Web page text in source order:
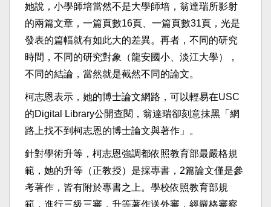
她說，小學師培當然不是大學師培，翁達瑞所影射
的兩篇文章，一篇頁數16頁、一篇頁數31頁，光是
發表的篇幅就有如此大的差異。再者，不同的研究
時間，不同的研究對象（龍安國小、淡江大學），
不同的結論，當然就是截然不同的論文。
柯志恩表示，她的博士論文網路，可以輕易在USC
的Digital Library公開查閱，翁達瑞卻刻意抹黑「網
路上找不到柯志恩的博士論文與著作」。
針對學術升等，柯志恩強調都依照教育部最嚴格規
範，她的升等（正教授）是採專書，2篇論文僅是參
考著作，皆有附於專書之上。學校依照教育部規
範，進行三級三審，升等著作送外審，經嚴格審察